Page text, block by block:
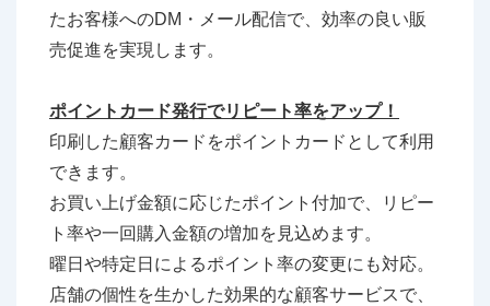
たお客様へのDM・メール配信で、効率の良い販
売促進を実現します。
ポイン トカード発行でリピート率をアップ！
印刷した顧客カードをポイントカードとして利用
できます。
お買い上げ金額に応じたポイント付加で、リピー
ト率や一回購入金額の増加を見込めます。
曜日や特定日によるポイント率の変更にも対応。
店舗の個性を生かした効果的な顧客サービスで、